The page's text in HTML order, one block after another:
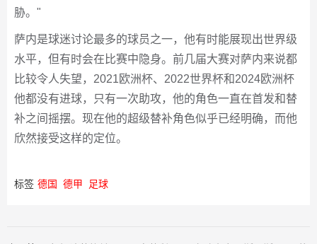
胁。"
萨内是球迷讨论最多的球员之一，他有时能展现出世界级
水平，但有时会在比赛中隐身。前几届大赛对萨内来说都
比较令人失望，2021欧洲杯、2022世界杯和2024欧洲杯
他都没有进球，只有一次助攻，他的角色一直在首发和替
补之间摇摆。现在他的超级替补角色似乎已经明确，而他
欣然接受这样的定位。
标签 德国 德甲 足球